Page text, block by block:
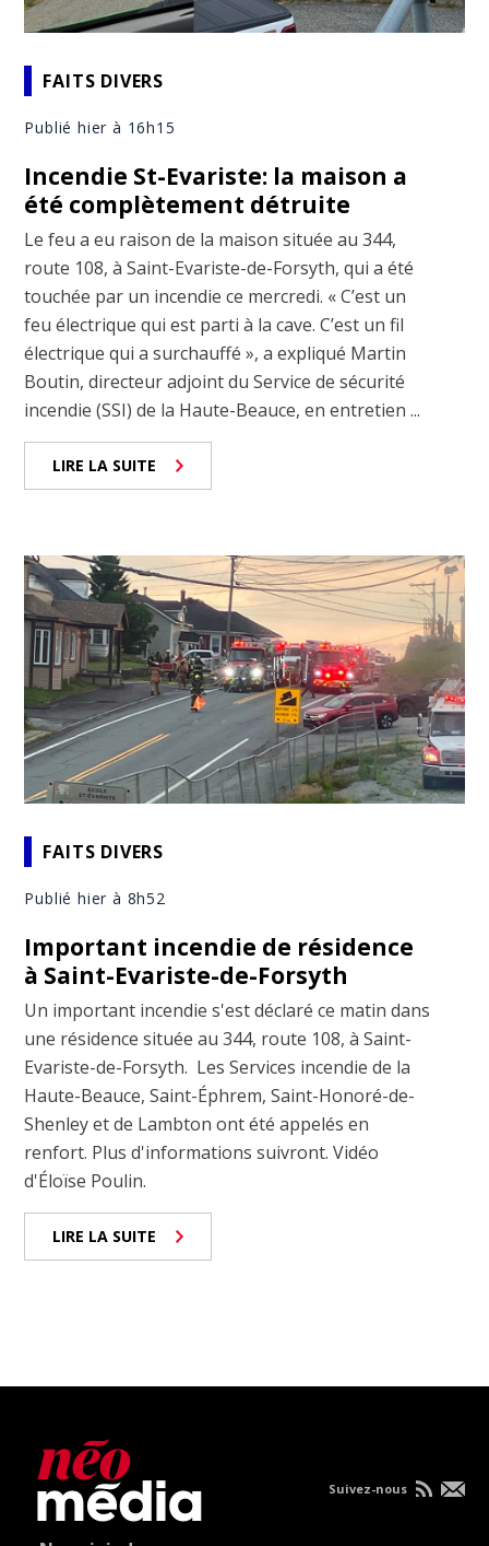
FAITS DIVERS
Publié hier à 16h15
Incendie St-Evariste: la maison a
été complètement détruite
Le feu a eu raison de la maison située au 344,
route 108, à Saint-Evariste-de-Forsyth, qui a été
touchée par un incendie ce mercredi. « C’est un
feu électrique qui est parti à la cave. C’est un fil
électrique qui a surchauffé », a expliqué Martin
Boutin, directeur adjoint du Service de sécurité
incendie (SSI) de la Haute-Beauce, en entretien ...
LIRE LA SUITE
FAITS DIVERS
Publié hier à 8h52
Important incendie de résidence
à Saint-Evariste-de-Forsyth
Un important incendie s'est déclaré ce matin dans
une résidence située au 344, route 108, à Saint-
Evariste-de-Forsyth. Les Services incendie de la
Haute-Beauce, Saint-Éphrem, Saint-Honoré-de-
Shenley et de Lambton ont été appelés en
renfort. Plus d'informations suivront. Vidéo
d'Éloïse Poulin.
LIRE LA SUITE
Suivez-nous